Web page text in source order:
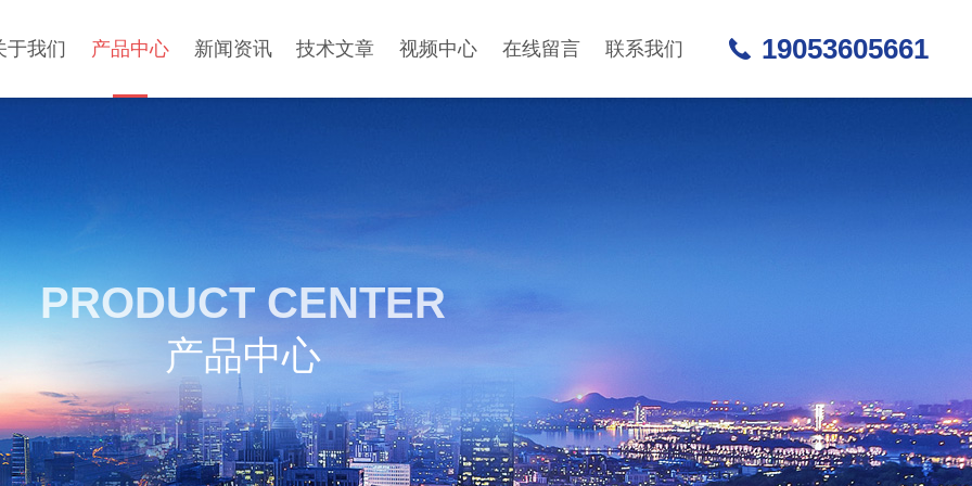
于我们 产品中心 新闻资讯 技术文章 视频中心 在线留言 联系我们 19053605661
PRODUCT CENTER
产品中心